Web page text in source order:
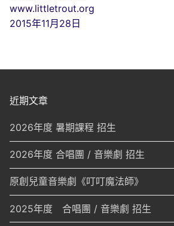
www.littletrout.org
2015年11月28日
近期文章
2026年度 暑期課程 招生
2026年度 合唱團 / 音樂劇 招生
原創兒童音樂劇《叮叮魔法師》
2025年度 合唱團 / 音樂劇 招生